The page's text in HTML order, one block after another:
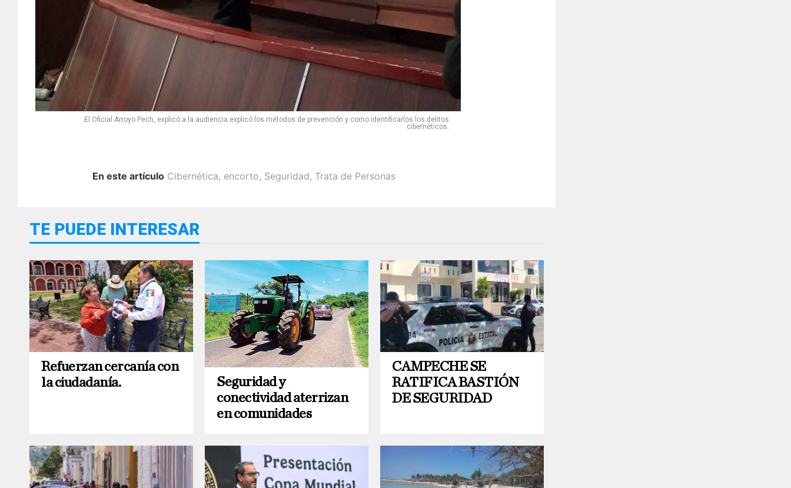
El Oficial Arroyo Pech, explicó a la audiencia explicó los métodos de prevención y como identificarlos los delitos
cibernéticos.
En este artículo Cibernética, encorto, Seguridad, Trata de Personas
TE PUEDE INTERESAR
Refuerzan cercanía con
la ciudadanía.
Seguridad y
conectividad aterrizan
en comunidades
CAMPECHE SE
RATIFICA BASTIÓN
DE SEGURIDAD